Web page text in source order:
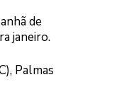
de
janeiro.
Palmas